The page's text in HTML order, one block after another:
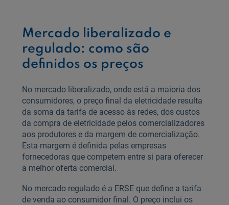
Mercado liberalizado e
regulado: como são
definidos os preços
No mercado liberalizado, onde está a maioria dos
consumidores, o preço final da eletricidade resulta
da soma da tarifa de acesso às redes, dos custos
da compra de eletricidade pelos comercializadores
aos produtores e da margem de comercialização.
Esta margem é definida pelas empresas
fornecedoras que competem entre si para oferecer
a melhor oferta comercial.
No mercado regulado é a ERSE que define a tarifa
de venda ao consumidor final. O preço inclui os